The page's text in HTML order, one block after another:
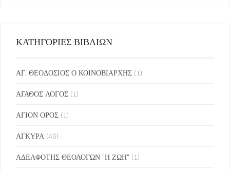
ΚΑΤΗΓΟΡΙΕΣ ΒΙΒΛΙΩΝ
ΑΓ. ΘΕΟΔΟΣΙΟΣ Ο ΚΟΙΝΟΒΙΑΡΧΗΣ (1)
ΑΓΑΘΟΣ ΛΟΓΟΣ (1)
ΑΓΙΟΝ ΟΡΟΣ (1)
ΑΓΚΥΡΑ (46)
ΑΔΕΛΦΟΤΗΣ ΘΕΟΛΟΓΩΝ "Η ΖΩΗ" (1)